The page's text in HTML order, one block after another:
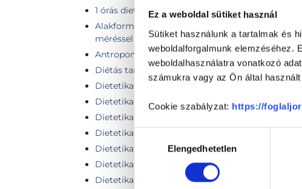
Ez a weboldal sütiket használ
Sütiket használunk a tartalmak és
weboldalforgalmunk elemzéséhez.
weboldalhasználatra vonatkozó
számukra vagy az Ön által
Cookie szabályzat: https://
kiválasztásaElengedhetetlen
1 órás dietetikai tanácsadás testösszetétel
Alakformálás konzultáció dietetikai
méréssel
Antropometriai mérés és elemzés
Diétás tanácsadás
Dietetika
Dietetikai 45 perces kontroll + SECA
Dietetikai gondozás
Dietetikai gondozás videós konzultáció
Dietetikai kontroll
Dietetikai konzultáció 1. alkalom
Dietetikai konzultáció (1. vagy 2. alkalom)